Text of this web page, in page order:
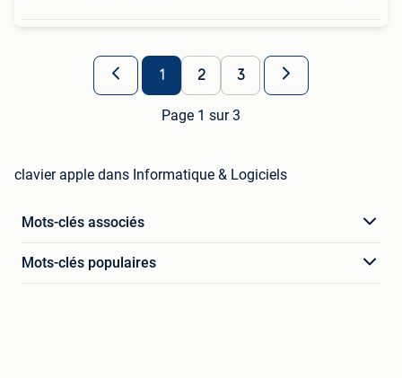
1 2 3
Page 1 sur 3
clavier apple dans Informatique & Logiciels
Mots-clés associés
Mots-clés populaires